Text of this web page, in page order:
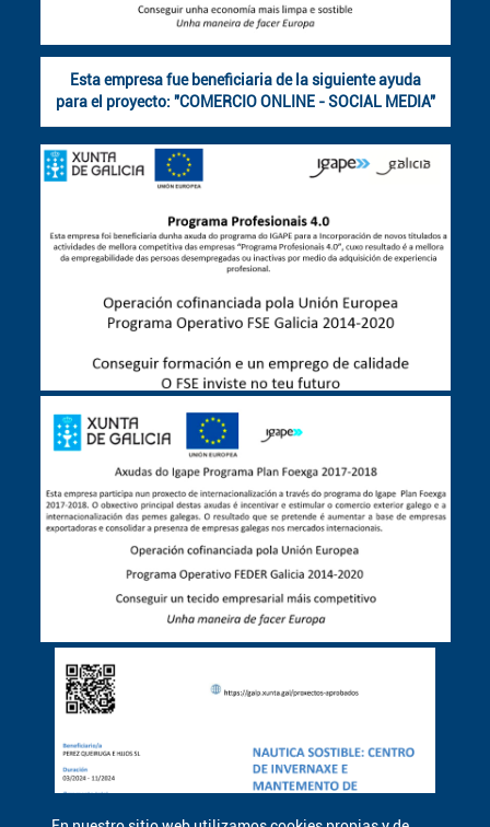
Esta empresa fue beneficiaria de la siguiente ayuda
para el proyecto: "COMERCIO ONLINE - SOCIAL MEDIA"